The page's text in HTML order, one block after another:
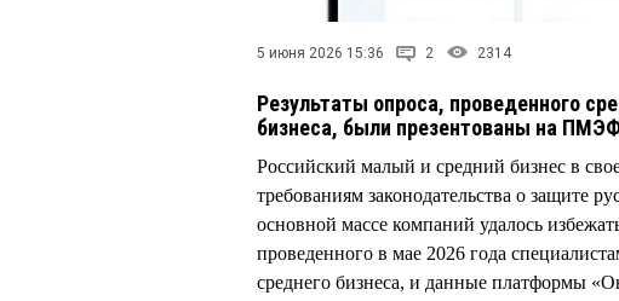
5 июня 2026 15:36 2 2314
Результаты опроса, проведенного
бизнеса, были презентованы на
Российский малый и средний бизнес в
требованиям законодательства о защите
основной массе компаний удалось
проведенного в мае 2026 года
среднего бизнеса, и данные платформы